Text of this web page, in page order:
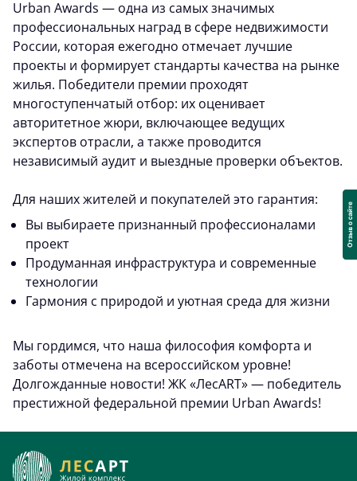
Urban Awards — одна из самых значимых
профессиональных наград в сфере недвижимости
России, которая ежегодно отмечает лучшие
проекты и формирует стандарты качества на рынке
жилья. Победители премии проходят
многоступенчатый отбор: их оценивает
авторитетное жюри, включающее ведущих
экспертов отрасли, а также проводится
независимый аудит и выездные проверки объектов.
Для наших жителей и покупателей это гарантия:
Вы выбираете признанный профессионалами
проект
Продуманная инфраструктура и современные
технологии
Гармония с природой и уютная среда для жизни
Мы гордимся, что наша философия комфорта и
заботы отмечена на всероссийском уровне!
Долгожданные новости! ЖК «ЛесART» — победитель
престижной федеральной премии Urban Awards!